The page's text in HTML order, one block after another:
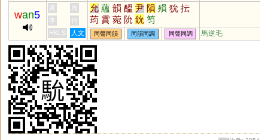
wan5
黃 周 允 蘊 韻 醞 尹 隕 殞 狁 抎
荺 霣 菀 阭 鈗 笉
李
何
HKLS
人文 同聲同韻 同韻同調 同聲同調 馬逆毛